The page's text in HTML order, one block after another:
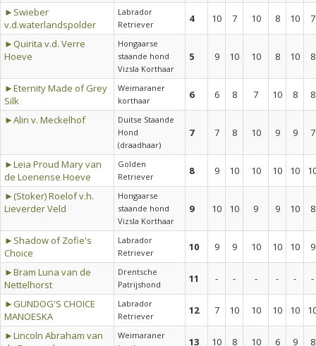
►Swieber
v.d.waterlandspolder
Labrador
Retriever
4 10 7 10 8 10
7
►Quirita v.d. Verre
Hoeve
Hongaarse
staande hond
Vizsla Korthaar
5 9 10 10 8 10 8
►Eternity Made of Grey
Silk
Weimaraner
korthaar
6 6 8 7 10 8
8
►Alin v. Meckelhof
Duitse Staande
Hond
(draadhaar)
7 7 8 10 9 9 7
►Leia Proud Mary van
de Loenense Hoeve
Golden
Retriever
8 9 10 10 10 10
►(Stoker) Roelof v.h.
Lieverder Veld
Hongaarse
staande hond
Vizsla Korthaar
9 10 10 9 9 10 8
►Shadow of Zofie's
Choice
Labrador
Retriever
10 9 9 10 10 10
9
►Bram Luna van de
Nettelhorst
Drentsche
Patrijshond
11 - - - - -
-
►GUNDOG'S CHOICE
MANOESKA
Labrador
Retriever
12 7 10 10 10 10
►Lincoln Abraham van
Weimaraner
13 10 8 10 6 9
8